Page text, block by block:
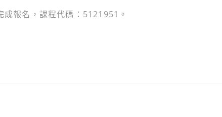
報名，課程代碼：5121951。